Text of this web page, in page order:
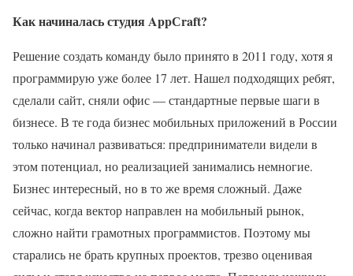
Как начиналась студия AppСraft?
Решение создать команду было принято в 2011 году, хотя я
программирую уже более 17 лет. Нашел подходящих ребят,
сделали сайт, сняли офис — стандартные первые шаги в
бизнесе. В те года бизнес мобильных приложений в России
только начинал развиваться: предприниматели видели в
этом потенциал, но реализацией занимались немногие.
Бизнес интересный, но в то же время сложный. Даже
сейчас, когда вектор направлен на мобильный рынок,
сложно найти грамотных программистов. Поэтому мы
старались не брать крупных проектов, трезво оценивая